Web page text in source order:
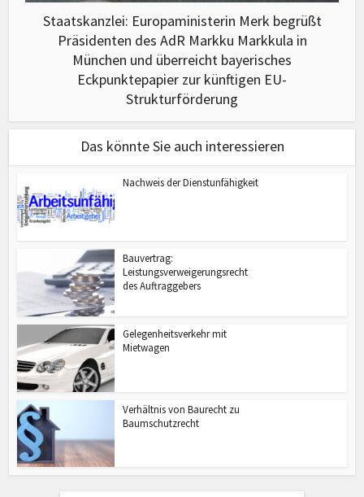
Staatskanzlei: Europaministerin Merk begrüßt
Präsidenten des AdR Markku Markkula in
München und überreicht bayerisches
Eckpunktepapier zur künftigen EU-
Strukturförderung
Das könnte Sie auch interessieren
Nachweis der Dienstunfähigkeit
Bauvertrag:
Leistungsverweigerungsrecht
des Auftraggebers
Gelegenheitsverkehr mit
Mietwagen
Verhältnis von Baurecht zu
Baumschutzrecht